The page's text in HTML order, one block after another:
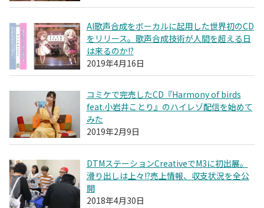
AI歌声合成をボーカルに起用した世界初のCD
をリリース。歌声合成技術が人間を超える日
は来るのか!?
2019年4月16日
コミケで完売したCD『Harmony of birds
feat.小岩井ことり』のハイレゾ配信を始めて
みた
2019年2月9日
DTMステーションCreativeでM3に初出展。
滑り出しは上々!?売上情報、収支状況を全公
開
2018年4月30日